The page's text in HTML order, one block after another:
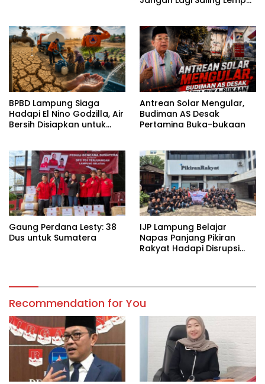
BPBD Lampung Siaga
Hadapi El Nino Godzilla, Air
Bersih Disiapkan untuk
Antrean Solar Mengular,
Budiman AS Desak
Pertamina Buka-bukaan
Gaung Perdana Lesty: 38
Dus untuk Sumatera
IJP Lampung Belajar
Napas Panjang Pikiran
Rakyat Hadapi Disrupsi
Recommendation for You